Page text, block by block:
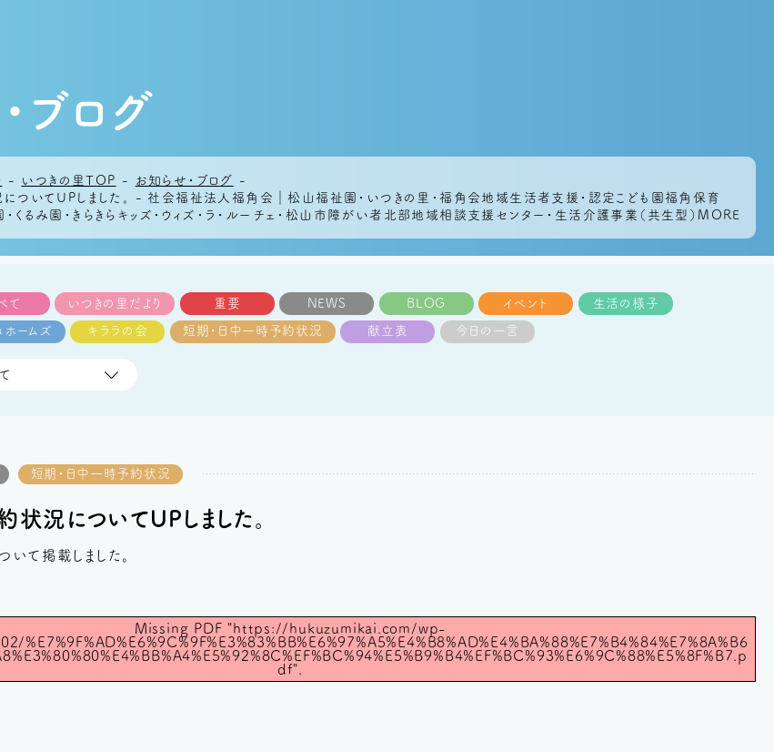
ブログ
- いつきの里TOP - お知らせ・ブログ
-
ついてUPしました。 - 社会福祉法人福角会｜松山福祉園・いつきの里・福角会地域生活者支援・認定こども園福角保育
くるみ園・きらきらキッズ・ウィズ・ラ・ルーチェ・松山市障がい者北部地域相談支援センター・生活介護事業（共生型）MORE
て いつきの里だより 重要 NEWS BLOG イベント 生活の様子
ホームズ キララの会 短期・日中一時予約状況 献立表 今日の一言
短期・日中一時予約状況
状況についてUPしました。
て掲載しました。
Missing PDF "https://hukuzumikai.com/wp-
df".